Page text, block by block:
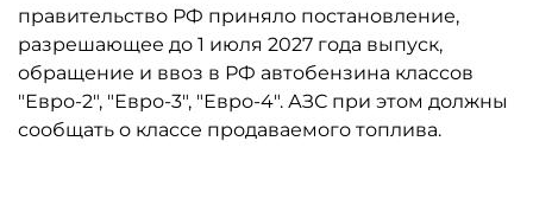
правительство РФ приняло постановление,
разрешающее до 1 июля 2027 года выпуск,
обращение и ввоз в РФ автобензина классов
"Евро-2", "Евро-3", "Евро-4". АЗС при этом должны
сообщать о классе продаваемого топлива.